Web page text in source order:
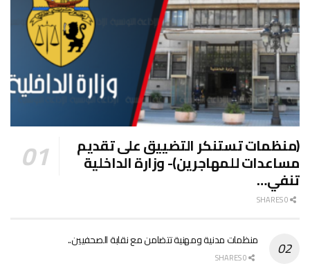
(منظمات تستنكر التضييق على تقديم
مساعدات للمهاجرين)- وزارة الداخلية
تنفي…
منظمات مدنية ومهنية تتضامن مع نقابة الصحفيين..